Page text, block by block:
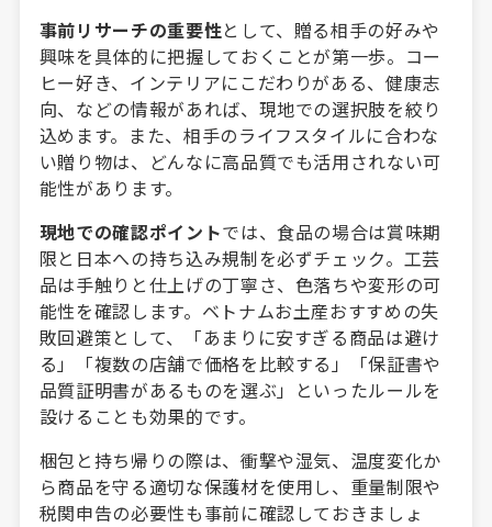
事前リサーチの重要性として、贈る相手の好みや
興味を具体的に把握しておくことが第一歩。コー
ヒー好き、インテリアにこだわりがある、健康志
向、などの情報があれば、現地での選択肢を絞り
込めます。また、相手のライフスタイルに合わな
い贈り物は、どんなに高品質でも活用されない可
能性があります。
現地での確認ポイントでは、食品の場合は賞味期
限と日本への持ち込み規制を必ずチェック。工芸
品は手触りと仕上げの丁寧さ、色落ちや変形の可
能性を確認します。ベトナムお土産おすすめの失
敗回避策として、「あまりに安すぎる商品は避け
る」「複数の店舗で価格を比較する」「保証書や
品質証明書があるものを選ぶ」といったルールを
設けることも効果的です。
梱包と持ち帰りの際は、衝撃や湿気、温度変化か
ら商品を守る適切な保護材を使用し、重量制限や
税関申告の必要性も事前に確認しておきましょ